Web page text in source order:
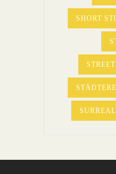
SHORT